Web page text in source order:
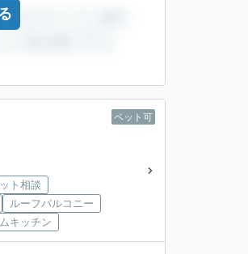
ペット可
ト相談
ルーフバルコニー
キッチン